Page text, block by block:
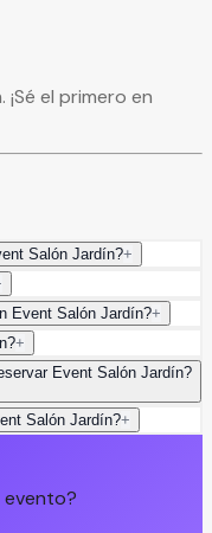
el primero en
Salón Jardín?+
Event Salón Jardín?+
+
Event Salón Jardín?
Salón Jardín?+
evento?